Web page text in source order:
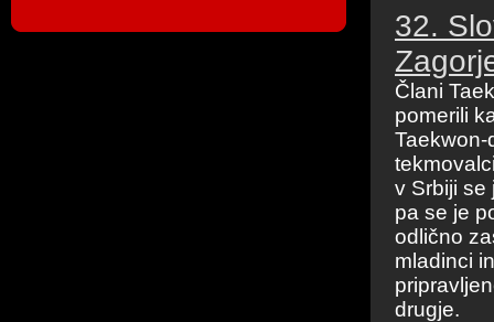
32.
Člani
pomerili
v Srbiji se
pa se je
odlično
mladinci
drugje.